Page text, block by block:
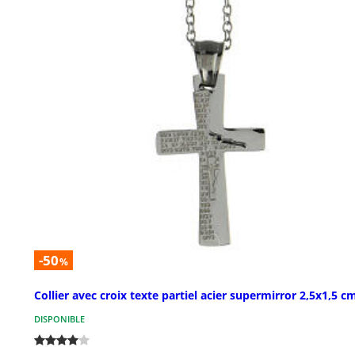
-50%
Collier avec croix texte partiel acier supermirror 2,5x1,5
DISPONIBLE